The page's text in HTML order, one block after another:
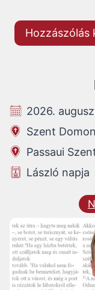
2026.
Szent
Passaui
László napja